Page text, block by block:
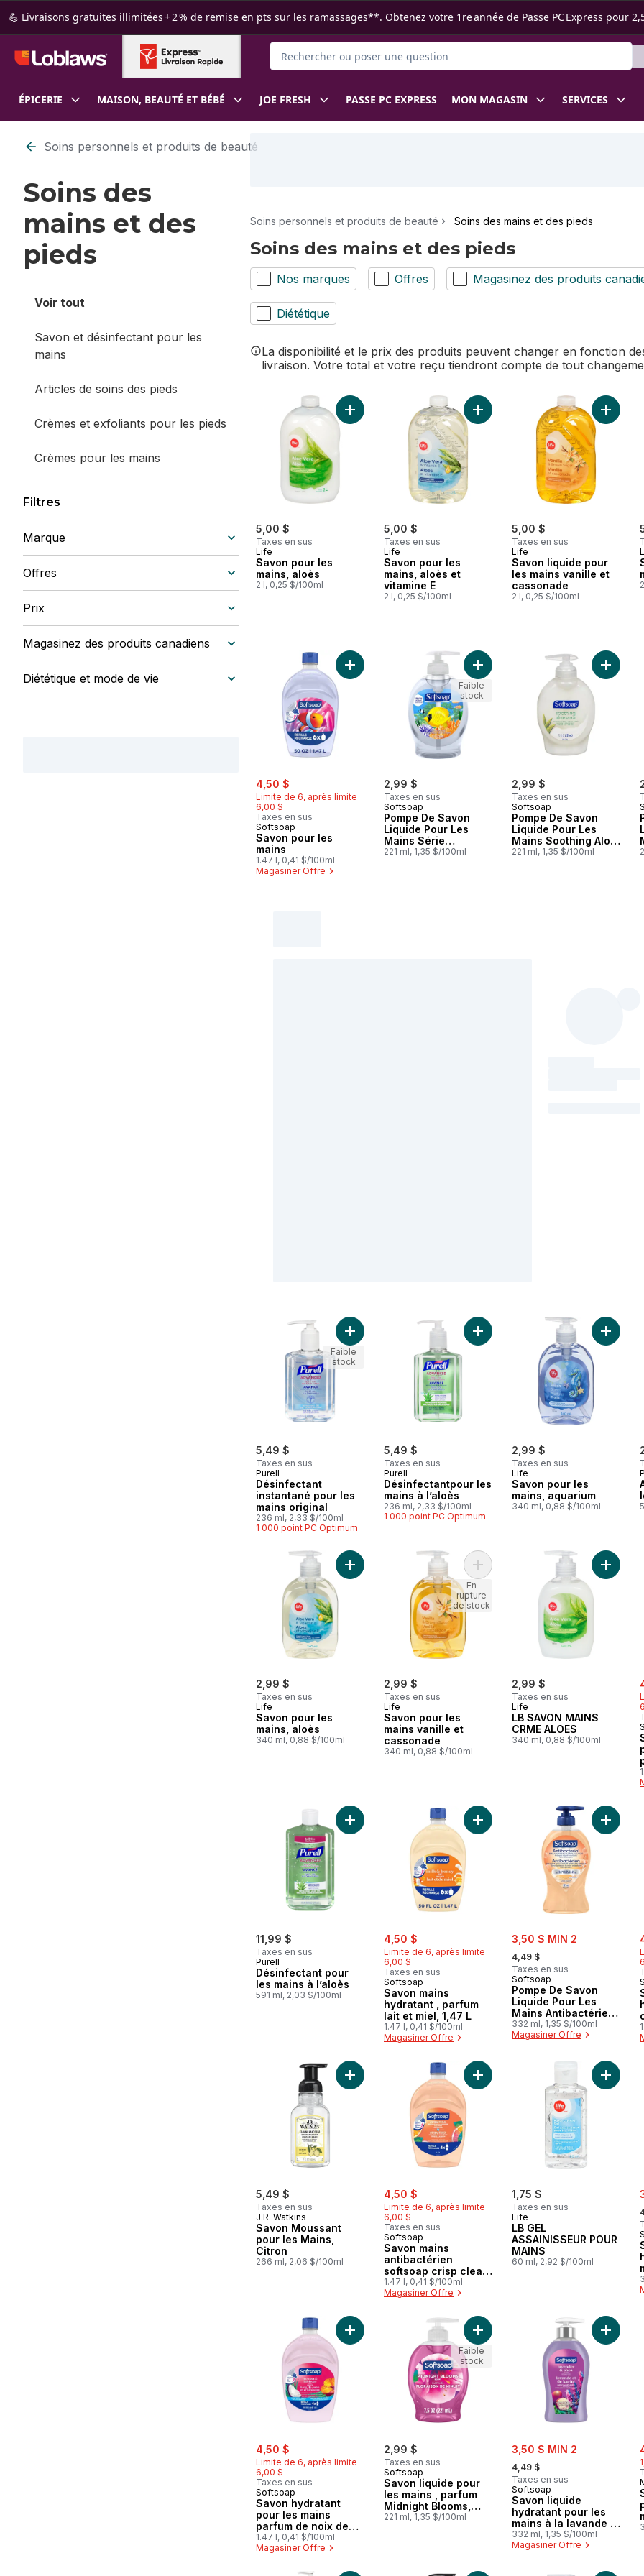
Passer au contenu principal
Passer au pied de page
💪 Livraisons gratuites illimitées + 2 % de remise en pts sur les ramassages**. Obtenez votre 1re année de Passe PC Express pour
Rechercher des produits
ÉPICERIE MAISON, BEAUTÉ ET BÉBÉ JOE FRESH PASSE PC EXPRESS MON MAGASIN SERVICES
Passer au filtrage du contenu
Soins personnels et produits de beauté
Soins des
mains et des
pieds
Voir tout
Savon et désinfectant pour les
mains
Articles de soins des pieds
Crèmes et exfoliants pour les pieds
Crèmes pour les mains
Filtres
Marque
Offres
Prix
Magasinez des produits canadiens
Diététique et mode de vie
Soins personnels et produits de beauté Soins des mains et des pieds
Soins des mains et des pieds
Nos marques Offres Magasinez des produits
Diététique
La disponibilité et le prix des produits peuvent changer en fonction
livraison. Votre total et votre reçu tiendront compte de tout
5,00 $
Taxes en sus
Life
Savon pour les
mains, aloès
2 l, 0,25 $/100ml
Ajouter Savon pour les mains, aloès au panier
5,00 $
Taxes en sus
Life
Savon pour les
mains, aloès et
vitamine E
2 l, 0,25 $/100ml
Ajouter Savon pour les mains,
5,00 $
Taxes en sus
Life
Savon liquide pour
les mains vanille et
cassonade
2 l, 0,25 $/100ml
Ajouter
sale:
4,50 $
Limite de 6, après limite
6,00 $
Taxes en sus
Softsoap
Savon pour les
mains
1.47 l, 0,41 $/100ml
Magasiner Offre
Ajouter Savon pour les mains au panier
2,99 $
Taxes en sus
Softsoap
Pompe De Savon
Liquide Pour Les
Mains Série
Aquarium
221 ml, 1,35 $/100ml
Ajouter Pompe De Savon Liquide
Faible
stock
2,99 $
Taxes en sus
Softsoap
Pompe De Savon
Liquide Pour Les
Mains Soothing Aloe
Vera
221 ml, 1,35 $/100ml
Ajouter
5,49 $
Taxes en sus
Purell
Désinfectant
instantané pour les
mains original
236 ml, 2,33 $/100ml
1 000 point PC Optimum
Ajouter Désinfectant instantané pour les mains original au
Faible
stock
5,49 $
Taxes en sus
Purell
Désinfectantpour les
mains à l’aloès
236 ml, 2,33 $/100ml
1 000 point PC Optimum
Ajouter Désinfectantpour les mains
2,99 $
Taxes en sus
Life
Savon pour les
mains, aquarium
340 ml, 0,88 $/100ml
Ajouter
2,99 $
Taxes en sus
Life
Savon pour les
mains, aloès
340 ml, 0,88 $/100ml
Ajouter Savon pour les mains, aloès au panier
2,99 $
Taxes en sus
Life
Savon pour les
mains vanille et
cassonade
340 ml, 0,88 $/100ml
Ajouter Savon pour les mains
En
rupture
de stock
2,99 $
Taxes en sus
Life
LB SAVON MAINS
CRME ALOES
340 ml, 0,88 $/100ml
Ajouter
11,99 $
Taxes en sus
Purell
Désinfectant pour
les mains à l’aloès
591 ml, 2,03 $/100ml
Ajouter Désinfectant pour les mains à l’aloès au panier
sale:
4,50 $
Limite de 6, après limite
6,00 $
Taxes en sus
Softsoap
Savon mains
hydratant , parfum
lait et miel, 1,47 L
1.47 l, 0,41 $/100ml
Magasiner Offre
Ajouter Savon mains hydratant ,
sale:
3,50 $ MIN 2
, formerly:
4,49 $
Taxes en sus
Softsoap
Pompe De Savon
Liquide Pour Les
Mains Antibactérien
Propreté Fraîche
332 ml, 1,35 $/100ml
Magasiner Offre
Ajouter
5,49 $
Taxes en sus
J.R. Watkins
Savon Moussant
pour les Mains,
Citron
266 ml, 2,06 $/100ml
Ajouter Savon Moussant pour les Mains, Citron au panier
sale:
4,50 $
Limite de 6, après limite
6,00 $
Taxes en sus
Softsoap
Savon mains
antibactérien
softsoap crisp clean,
recharge de
1.47 l, 0,41 $/100ml
Magasiner Offre
Ajouter Savon mains
1,75 $
Taxes en sus
Life
LB GEL
ASSAINISSEUR POUR
MAINS
60 ml, 2,92 $/100ml
Ajouter
sale:
4,50 $
Limite de 6, après limite
6,00 $
Taxes en sus
Softsoap
Savon hydratant
pour les mains
parfum de noix de
coco et d'hibiscus
recharge
1.47 l, 0,41 $/100ml
Magasiner Offre
Ajouter Savon hydratant pour les mains parfum de noix de
2,99 $
Taxes en sus
Softsoap
Savon liquide pour
les mains , parfum
Midnight Blooms,
flacon à pompe de
221 ml, 1,35 $/100ml
Ajouter Savon liquide pour les
Faible
stock
sale:
3,50 $ MIN 2
, formerly:
4,49 $
Taxes en sus
Softsoap
Savon liquide
hydratant pour les
mains à la lavande et
au karité
332 ml, 1,35 $/100ml
Magasiner Offre
Ajouter